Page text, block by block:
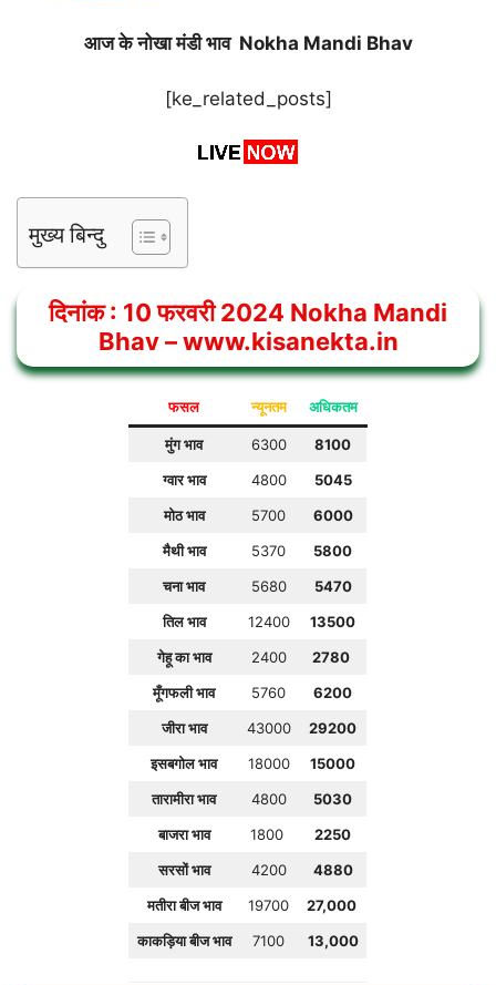
आज के नोखा मंडी भाव Nokha Mandi Bhav
[ke_related_posts]
मुख्य बिन्दु
दिनांक : 10 फरवरी 2024 Nokha Mandi
Bhav – www.kisanekta.in
फसल न्यूनतम अधिकतम
मुंग भाव 6300
8100
ग्वार भाव
4800
5045
मोठ भाव
5700
6000
मैथी भाव
5370
5800
चना भाव
5680
5470
तिल भाव
12400
13500
गेहू का भाव
2400
2780
मूँगफली भाव
5760
6200
जीरा भाव
43000
29200
इसबगोल भाव
18000
15000
तारामीरा भाव
4800
5030
बाजरा भाव
1800
2250
सरसों भाव
4200
4880
मतीरा बीज भाव
19700
27,000
काकड़िया बीज भाव
7100 13,000